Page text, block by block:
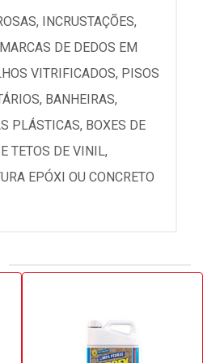
INCRUSTAÇÕES,
DE DEDOS EM
VITRIFICADOS, PISOS
BANHEIRAS,
PLÁSTICAS, BOXES DE
TETOS DE VINIL,
EPÓXI OU CONCRETO